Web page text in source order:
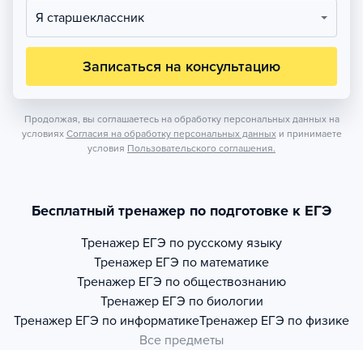
Я старшеклассник
Записаться на консультацию
Продолжая, вы соглашаетесь на обработку персональных данных на
условиях Согласия на обработку персональных данных и принимаете
условия Пользовательского соглашения.
Бесплатный тренажер по подготовке к ЕГЭ
Тренажер ЕГЭ по русскому языку
Тренажер ЕГЭ по математике
Тренажер ЕГЭ по обществознанию
Тренажер ЕГЭ по биологии
Тренажер ЕГЭ по информатикеТренажер ЕГЭ по физике
Все предметы